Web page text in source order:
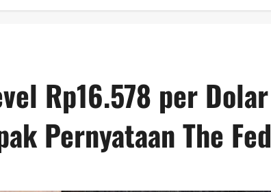
Rp16.578 per Dolar
Pernyataan The Fed